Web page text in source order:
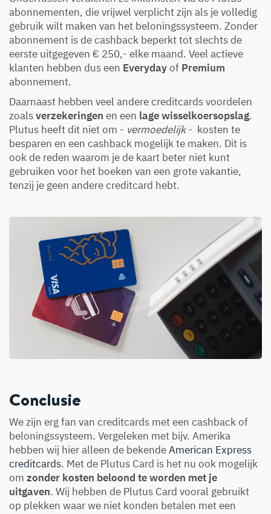
abonnementen, die vrijwel verplicht zijn als je volledig
gebruik wilt maken van het beloningssysteem. Zonder
abonnement is de cashback beperkt tot slechts de
eerste uitgegeven € 250,- elke maand. Veel actieve
klanten hebben dus een Everydayof Premium
abonnement.
Daarnaast hebben veel andere creditcards voordelen
zoalsverzekeringen en een lage wisselkoersopslag.
Plutus heeft dit niet om - vermoedelijk- kosten te
besparen en een cashback mogelijk te maken. Dit is
ook de reden waarom je de kaart beter niet kunt
gebruiken voor het boeken van een grote vakantie,
tenzij je geen andere creditcard hebt.
Conclusie
We zijn erg fan van creditcards met een cashback of
beloningssysteem. Vergeleken met bijv. Amerika
hebben wij hier alleen de bekendeAmerican Express
creditcards. Met de Plutus Card is het nu ook mogelijk
om zonder kosten beloond te worden met je
uitgaven. Wij hebben de Plutus Card vooral gebruikt
op plekken waar we niet konden betalen met een